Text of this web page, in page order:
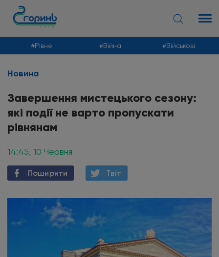
Новини
Рівне Війна Військові
Новина
Завершення мистецького сезону:
які події не варто пропускати
рівнянам
14:45, 10 Червня
Поширити Твiт